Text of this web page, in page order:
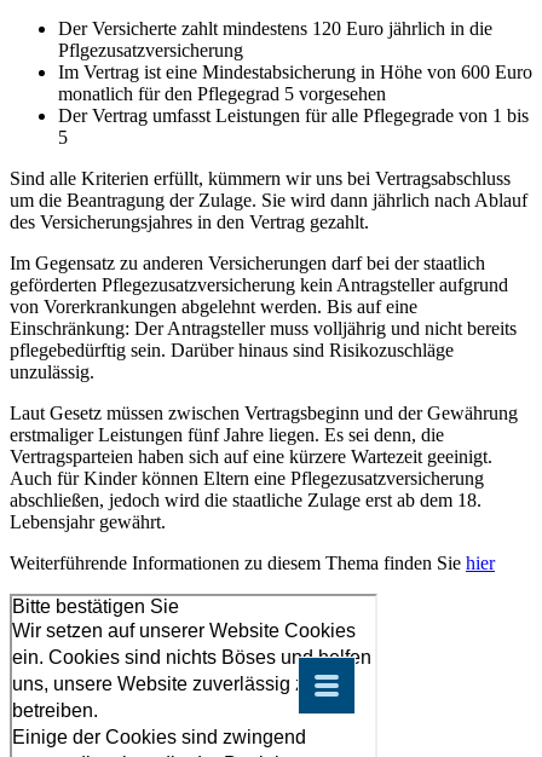
Der Versicherte zahlt mindestens 120 Euro jährlich in die
Pflgezusatzversicherung
Im Vertrag ist eine Mindestabsicherung in Höhe von 600 Euro
monatlich für den Pflegegrad 5 vorgesehen
Der Vertrag umfasst Leistungen für alle Pflegegrade von 1 bis
5
Sind alle Kriterien erfüllt, kümmern wir uns bei Vertragsabschluss
um die Beantragung der Zulage. Sie wird dann jährlich nach Ablauf
des Versicherungsjahres in den Vertrag gezahlt.
Im Gegensatz zu anderen Versicherungen darf bei der staatlich
geförderten Pflegezusatzversicherung kein Antragsteller aufgrund
von Vorerkrankungen abgelehnt werden. Bis auf eine
Einschränkung: Der Antragsteller muss volljährig und nicht bereits
pflegebedürftig sein. Darüber hinaus sind Risikozuschläge
unzulässig.
Laut Gesetz müssen zwischen Vertragsbeginn und der Gewährung
erstmaliger Leistungen fünf Jahre liegen. Es sei denn, die
Vertragsparteien haben sich auf eine kürzere Wartezeit geeinigt.
Auch für Kinder können Eltern eine Pflegezusatzversicherung
abschließen, jedoch wird die staatliche Zulage erst ab dem 18.
Lebensjahr gewährt.
Weiterführende Informationen zu diesem Thema finden Sie hier